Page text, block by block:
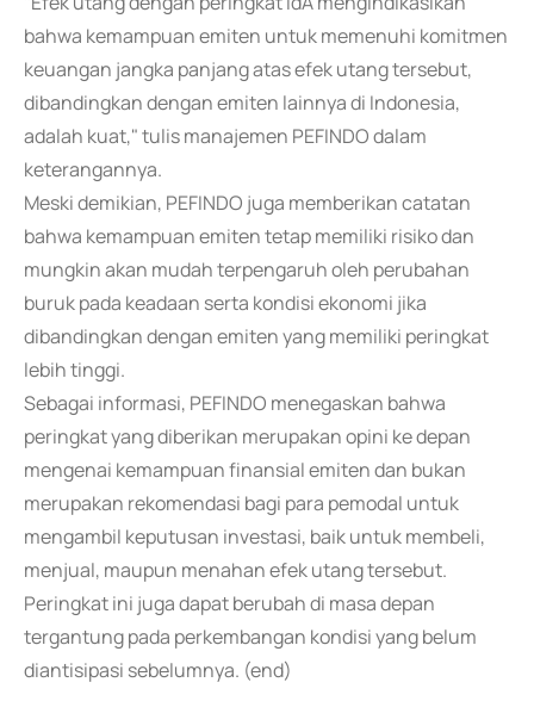
bahwa kemampuan emiten untuk memenuhi komitmen
keuangan jangka panjang atas efek utang tersebut,
dibandingkan dengan emiten lainnya di Indonesia,
adalah kuat," tulis manajemen PEFINDO dalam
keterangannya.
Meski demikian, PEFINDO juga memberikan catatan
bahwa kemampuan emiten tetap memiliki risiko dan
mungkin akan mudah terpengaruh oleh perubahan
buruk pada keadaan serta kondisi ekonomi jika
dibandingkan dengan emiten yang memiliki peringkat
lebih tinggi.
Sebagai informasi, PEFINDO menegaskan bahwa
peringkat yang diberikan merupakan opini ke depan
mengenai kemampuan finansial emiten dan bukan
merupakan rekomendasi bagi para pemodal untuk
mengambil keputusan investasi, baik untuk membeli,
menjual, maupun menahan efek utang tersebut.
Peringkat ini juga dapat berubah di masa depan
tergantung pada perkembangan kondisi yang belum
diantisipasi sebelumnya. (end)